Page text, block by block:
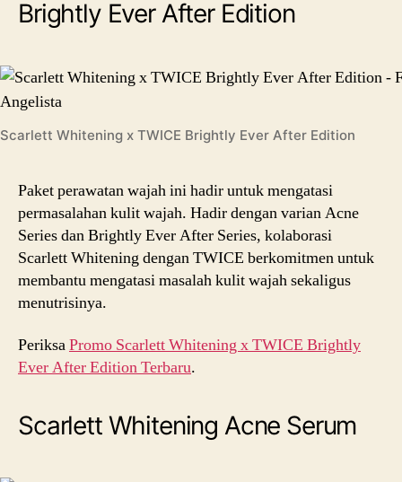
Brightly Ever After Edition
Scarlett Whitening x TWICE Brightly Ever After Edition
Paket perawatan wajah ini hadir untuk mengatasi
permasalahan kulit wajah. Hadir dengan varian Acne
Series dan Brightly Ever After Series, kolaborasi
Scarlett Whitening dengan TWICE berkomitmen untuk
membantu mengatasi masalah kulit wajah sekaligus
menutrisinya.
PeriksaPromo Scarlett Whitening x TWICE Brightly
Ever After Edition Terbaru.
Scarlett Whitening Acne Serum